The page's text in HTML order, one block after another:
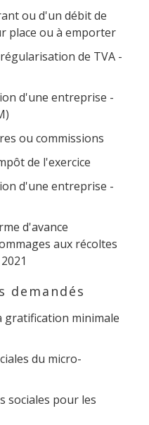
ou d'un débit de
place ou à emporter
de TVA -
d'une entreprise -
ou commissions
de l'exercice
d'une entreprise -
d'avance
aux récoltes
demandés
gratification minimale
du micro-
sociales pour les